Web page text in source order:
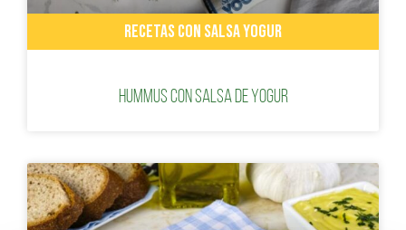
RECETAS CON SALSA YOGUR
Hummus con Salsa de Yogur